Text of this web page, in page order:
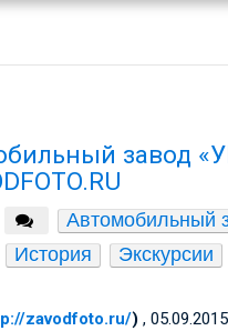
завод
Автомобильный
История
Экскурсии
zavodfoto.ru/) ,